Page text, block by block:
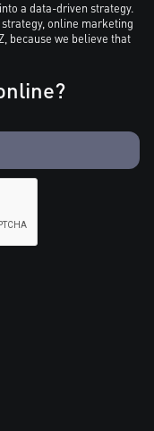
a data-driven strategy.
online marketing
because we believe that